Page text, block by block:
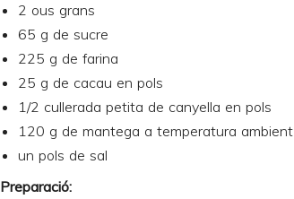
2 ous grans
65 g de sucre
225 g de farina
25 g de cacau en pols
1/2 cullerada petita de canyella en pols
120 g de mantega a temperatura ambient
un pols de sal
Preparació: